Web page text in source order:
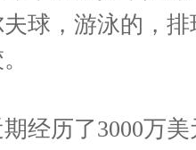
球，游泳的，排
经历了3000万